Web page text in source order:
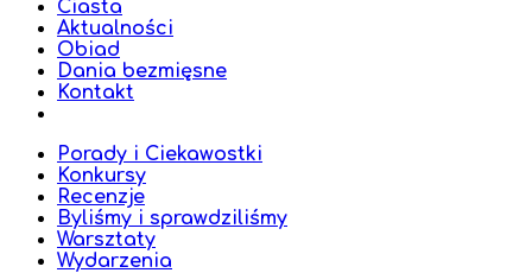
Ciasta
Aktualności
Obiad
Dania bezmięsne
Kontakt
Porady i Ciekawostki
Konkursy
Recenzje
Byliśmy i sprawdziliśmy
Warsztaty
Wydarzenia